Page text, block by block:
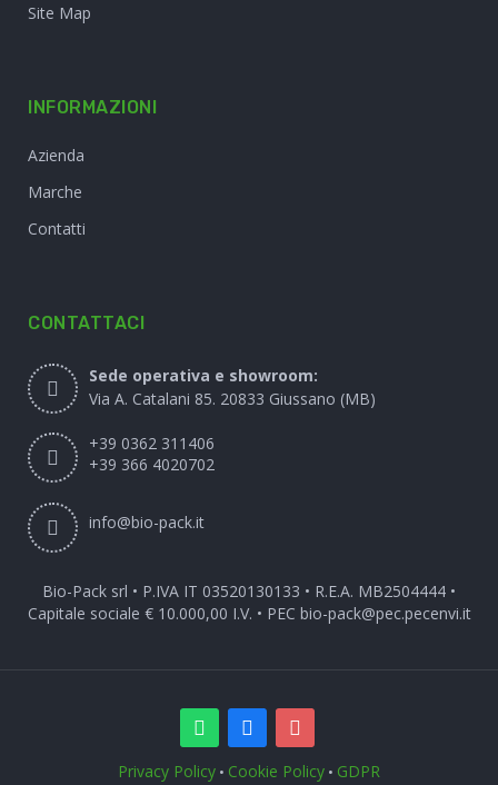
Site Map
INFORMAZIONI
Azienda
Marche
Contatti
CONTATTACI
Sede operativa e showroom:
Via A. Catalani 85. 20833 Giussano (MB)
+39 0362 311406
+39 366 4020702
info@bio-pack.it
Bio-Pack srl • P.IVA IT 03520130133 • R.E.A. MB2504444 •
Capitale sociale € 10.000,00 I.V. • PEC bio-pack@pec.pecenvi.it
Privacy Policy • Cookie Policy • GDPR